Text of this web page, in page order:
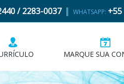
/ 2283-0037 WHATSAPP:
MARQUE SUA